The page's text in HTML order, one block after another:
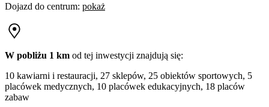
Dojazd do centrum: pokaż
W pobliżu 1 km od tej inwestycji znajdują się:
10 kawiarni i restauracji, 27 sklepów, 25 obiektów sportowych, 5
placówek medycznych, 10 placówek edukacyjnych, 18 placów
zabaw